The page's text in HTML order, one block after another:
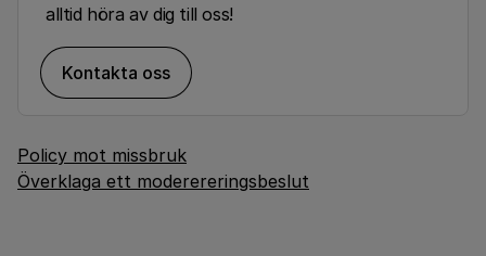
alltid höra av dig till oss!
Kontakta oss
Policy mot missbruk
Överklaga ett moderereringsbeslut